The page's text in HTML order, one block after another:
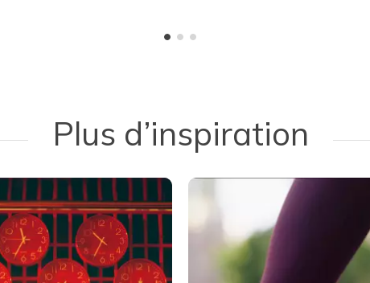
Plus d’inspiration